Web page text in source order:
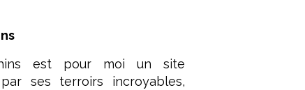
est pour moi un site
ses terroirs incroyables,